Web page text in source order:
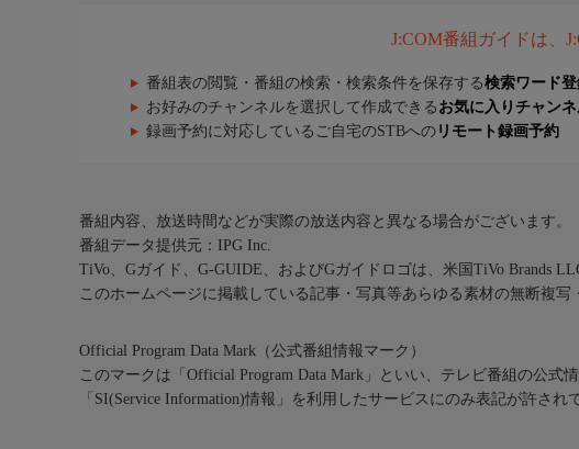
J:COM番組ガイドは、
番組表の閲覧・番組の検索・検索条件を保存する検索ワード
お好みのチャンネルを選択して作成できる お気に入りチャン
録画予約に対応しているご自宅のSTBへの リモート録画予約
番組内容、放送時間などが実際の放送内容と異なる場合がございます。
番組データ提供元：IPG Inc.
TiVo、Gガイド、G-GUIDE、およびGガイドロゴは、米国TiVo Brands
このホームページに掲載している記事・写真等あらゆる素材の無断複写
Official Program Data Mark（公式番組情報マーク）
このマークは「Official Program Data Mark」といい、テレビ番組の公式
「SI(Service Information)情報」を利用したサービスにのみ表記が許され